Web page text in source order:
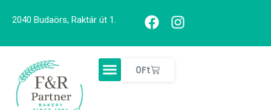
2040 Budaörs, Raktár út 1.
0Ft